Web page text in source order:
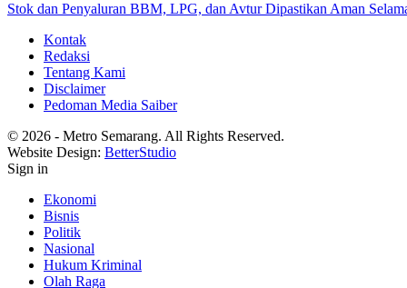
Stok dan Penyaluran BBM, LPG, dan Avtur Dipastikan Aman
Kontak
Redaksi
Tentang Kami
Disclaimer
Pedoman Media Saiber
© 2026 - Metro Semarang. All Rights Reserved.
Website Design: BetterStudio
Sign in
Ekonomi
Bisnis
Politik
Nasional
Hukum Kriminal
Olah Raga